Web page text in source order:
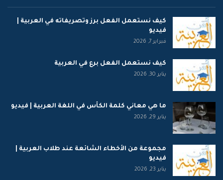
كيف نستعمل الفعل برز وتصريفاته في العربية |
فيديو
فبراير 7, 2026
كيف نستعمل الفعل برع في العربية
يناير 30, 2026
ما هي معاني كلمة الكأس في اللغة العربية | فيديو
يناير 29, 2026
مجموعة من الأخطاء الشائعة عند طلاب العربية |
فيديو
يناير 23, 2026